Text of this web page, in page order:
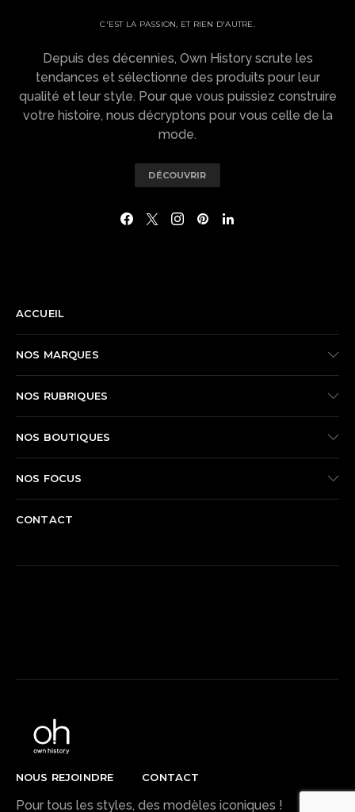
C'EST LA PASSION, ET RIEN D'AUTRE.
Depuis des décennies, Own History scrute les
tendances et sélectionne des produits pour leur
qualité et leur style. Pour que vous puissiez construire
votre histoire, nous décryptons pour vous celle de la
mode.
DÉCOUVRIR
ACCUEIL
NOS MARQUES
NOS RUBRIQUES
NOS BOUTIQUES
NOS FOCUS
CONTACT
NOUS REJOINDRE CONTACT
Pour tous les styles, des modèles iconiques !